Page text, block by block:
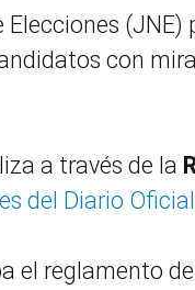
Elecciones
con
a través de la
del Diario Oficial
el reglamento